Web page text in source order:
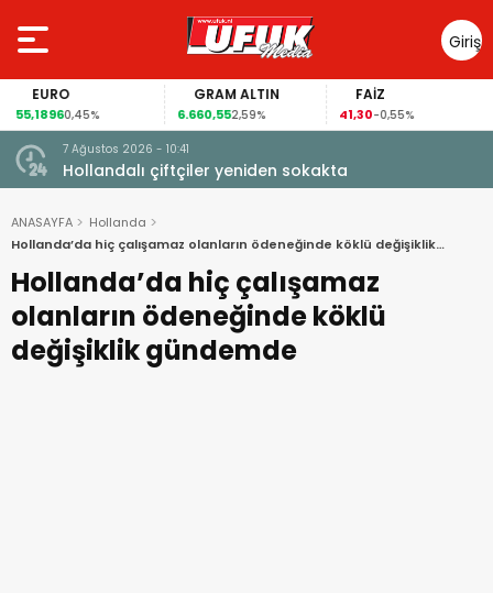
Giriş
Yap
EURO
55,18960,45%
GRAM ALTIN
6.660,552,59%
FAİZ
41,30-0,55%
şoke
7 Ağustos 2026 - 10:41
Hollandalı çiftçiler yeniden sokakta
ANASAYFA
Hollanda
Hollanda’da hiç çalışamaz olanların ödeneğinde köklü değişiklik
gündemde
Hollanda’da hiç çalışamaz
olanların ödeneğinde köklü
değişiklik gündemde